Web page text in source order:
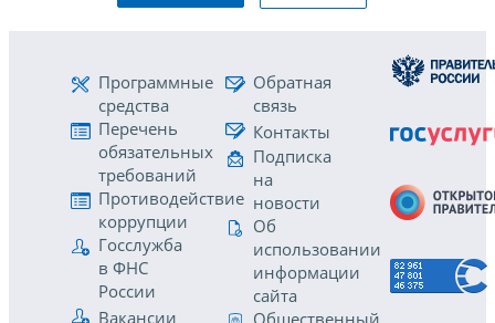
Программные
средства
Перечень
обязательных
требований
Противодействие
коррупции
Госслужба
в ФНС
России
Вакансии
Обратная
связь
Контакты
Подписка
на
новости
Об
использовании
информации
сайта